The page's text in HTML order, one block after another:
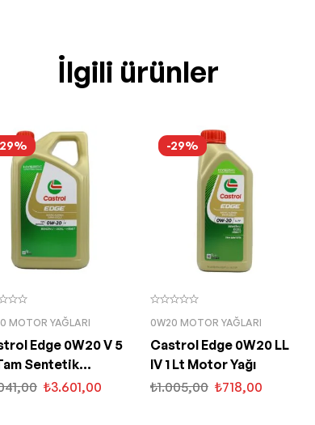
İlgili ürünler
MOTOR YAĞLARI
Edge 0W20 V 5
Sentetik
Motor Yağı
₺3.601,00
-29%
0W20 MOTOR YAĞLARI
Castrol Edge 0W20 LL
IV 1 Lt Motor Yağı
₺1.005,00 ₺718,00